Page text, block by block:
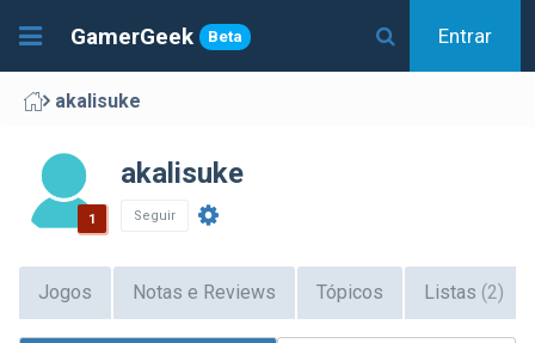
GamerGeek Beta Entrar
akalisuke
1
akalisuke
Seguir
Jogos Notas e Reviews Tópicos Listas (2)